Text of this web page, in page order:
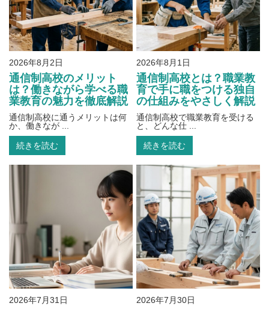
2026年8月2日
通信制高校のメリット
は？働きながら学べる職
業教育の魅力を徹底解説
通信制高校に通うメリットは何
か、働きなが ...
続きを読む
2026年8月1日
通信制高校とは？職業教
育で手に職をつける独自
の仕組みをやさしく解説
通信制高校で職業教育を受ける
と、どんな仕 ...
続きを読む
2026年7月31日 2026年7月30日